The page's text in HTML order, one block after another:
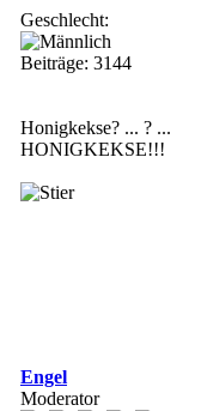
Geschlecht:
Beiträge: 3144
Honigkekse? ... ? ...
HONIGKEKSE!!!
Engel
Moderator